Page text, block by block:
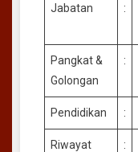
Jabatan :
Pangkat &
Golongan
:
Pendidikan :
Riwayat
: